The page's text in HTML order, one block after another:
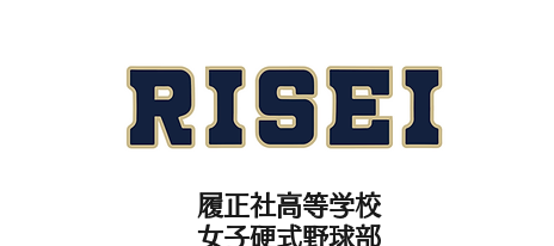
履正社高等学校
女子硬式野球部